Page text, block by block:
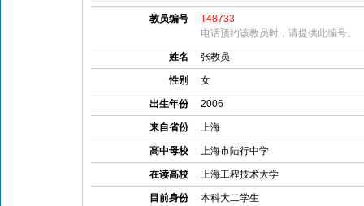
教员编号
T48733
电话预约该教员时，请提供此编号。
姓名 张教员
性别 女
出生年份 2006
来自省份 上海
高中母校 上海市陆行中学
在读高校 上海工程技术大学
目前身份 本科大二学生